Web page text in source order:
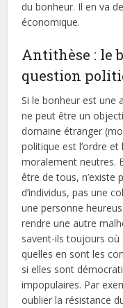
du bonheur. Il en va
économique.
Antithèse : le
question
Si le bonheur est une
ne peut être un
domaine étranger
politique est l’ordre
moralement neutres.
être de tous, n’existe
d’individus, pas une
une personne
rendre une autre
savent-ils toujours
quelles en sont les
si elles sont
impopulaires. Par
oublier la résistance